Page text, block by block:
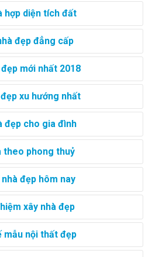
hợp diện tích đất
đẹp đẳng cấp
mới nhất 2018
xu hướng nhất
đẹp cho gia đình
theo phong thuỷ
đẹp hôm nay
xây nhà đẹp
mẫu nội thất đẹp